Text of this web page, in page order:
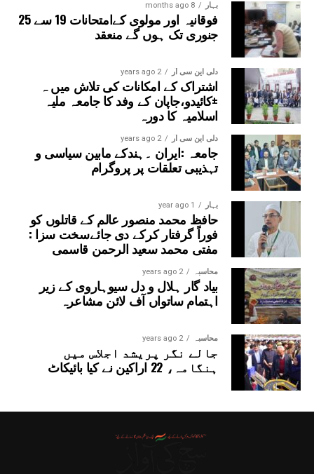
بہار 8 months ago
فوقانیہ اور مولوی کےامتحانات 19 سے 25
جنوری تک ہوں گے منعقد
دلی این سی آر 2 years ago
اشتراک کے امکانات کی تلاش میں ہ
±کائیدو،جاپان کے وفد کا جامعہ ملیہ
اسلامیہ کا دورہ
دلی این سی آر 2 years ago
جامعہ :ایران ۔ہندکے مابین سیاسی و
تہذیبی تعلقات پر پروگرام
بہار 1 year ago
حافظ محمد منصور عالم کے قاتلوں کو
فوراً گرفتار کرکے دی جائےسخت سزا :
مفتی محمد سعید الرحمن قاسمی
محاسبہ 2 years ago
بیاد گار ہلال و دل سیوہاروی کے زیر
اہتمام ساتواں آف لائن مشاعرہ
محاسبہ 2 years ago
جالے نگر پریشد اجلاس میں
ہنگامہ، 22 اراکین نے کیا بائیکاٹ